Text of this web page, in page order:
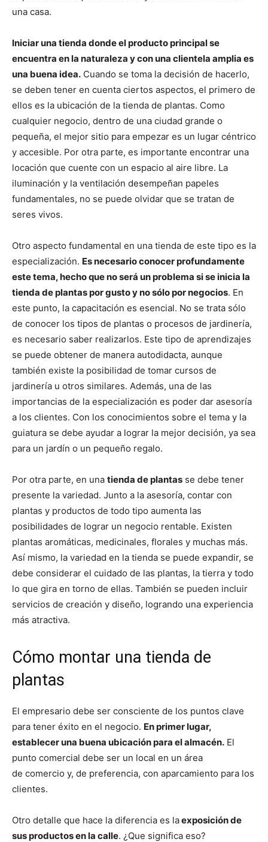
una casa.
Iniciar una tienda donde el producto principal se
encuentra en la naturaleza y con una clientela amplia es
una buena idea. Cuando se toma la decisión de hacerlo,
se deben tener en cuenta ciertos aspectos, el primero de
ellos es la ubicación de la tienda de plantas. Como
cualquier negocio, dentro de una ciudad grande o
pequeña, el mejor sitio para empezar es un lugar céntrico
y accesible. Por otra parte, es importante encontrar una
locación que cuente con un espacio al aire libre. La
iluminación y la ventilación desempeñan papeles
fundamentales, no se puede olvidar que se tratan de
seres vivos.
Otro aspecto fundamental en una tienda de este tipo es la
especialización. Es necesario conocer profundamente
este tema, hecho que no será un problema si se inicia la
tienda de plantaspor gusto y no sólo por negocios. En
este punto, la capacitación es esencial. No se trata sólo
de conocer los tipos de plantas o procesos de jardinería,
es necesario saber realizarlos. Este tipo de aprendizajes
se puede obtener de manera autodidacta, aunque
también existe la posibilidad de tomar cursos de
jardinería u otros similares. Además, una de las
importancias de la especialización es poder dar asesoría
a los clientes. Con los conocimientos sobre el tema y la
guiatura se debe ayudar a lograr la mejor decisión, ya sea
para un jardín o un pequeño regalo.
Por otra parte, en una tienda de plantas se debe tener
presente la variedad. Junto a la asesoría, contar con
plantas y productos de todo tipo aumenta las
posibilidades de lograr un negocio rentable. Existen
plantas aromáticas, medicinales, florales y muchas más.
Así mismo, la variedad en la tienda se puede expandir, se
debe considerar el cuidado de las plantas, la tierra y todo
lo que gira en torno de ellas. También se pueden incluir
servicios de creación y diseño, logrando una experiencia
más atractiva.
Cómo montar una tienda de
plantas
El empresario debe ser consciente de los puntos clave
para tener éxito en el negocio. En primer lugar,
establecer una buena ubicación para el almacén. El
punto comercial debe ser un local en un área
de comercio y, de preferencia, con aparcamiento para los
clientes.
Otro detalle que hace la diferencia es laexposición de
sus productos en la calle. ¿Que significa eso?